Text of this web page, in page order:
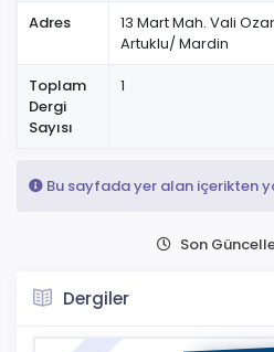
Adres
13 Mart Mah. Vali
Artuklu/ Mardin
Toplam
Dergi
Sayısı
1
Bu sayfada yer alan içerikten
Son
Dergiler